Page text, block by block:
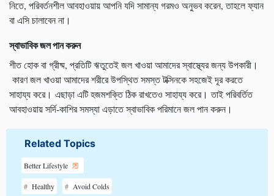
বা এসি চালাবেন না।
শীত হোক বা গ্রীষ্ম, প্রতিটি ঋতুতেই জল খাওয়া আমাদের স্বাস্থ্যের জন্য উপকারী।
কারণ জল খাওয়া আমাদের শরীরে উপস্থিত সমস্ত টক্সিনকে সহজেই দূর করতে
সাহায্য করে। এছাড়া এটি হজমশক্তি ঠিক রাখতেও সাহায্য করে। তাই পরিবর্তিত
আবহাওয়ায় সর্দি-কাশির সমস্যা এড়াতে স্বাভাবিক পরিমানে জল পান করুন।
Related Topics
Healthy Avoid Colds